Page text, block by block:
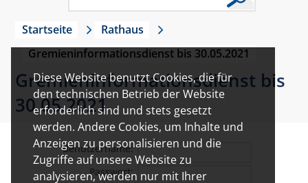
Diese Website benutzt Cookies, die für
den technischen Betrieb der Website
erforderlich sind und stets gesetzt
werden. Andere Cookies, um Inhalte und
Anzeigen zu personalisieren und die
Zugriffe auf unsere Website zu
analysieren, werden nur mit Ihrer
Startseite
Rathaus
Gremieninformationsdienst bis 30.05.2021
Gremieninformationsdienst bis
30.05.2021
Benutzername:
Passwort: